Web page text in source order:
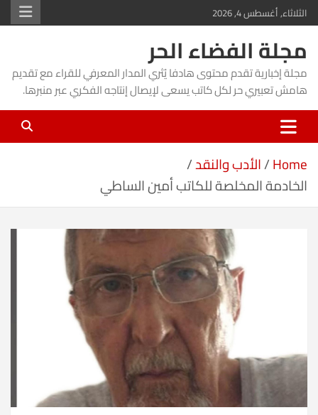
Skip
to
content
الثلاثاء, أغسطس 4, 2026
مجلة الفضاء الحر
مجلة إخبارية تقدم محتوى هادفا يُثري المدار المعرفي للقراء مع تقديم
هامش تعبيري حر لكل كاتب يسعى لإيصال إنتاجه الفكري عبر منبرها.
Home الأدب والنقد
الخادمة المخلصة للكاتب أمين الساطي